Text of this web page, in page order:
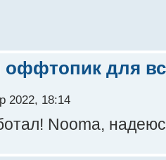
оффтопик для
2022, 18:14
Nooma,